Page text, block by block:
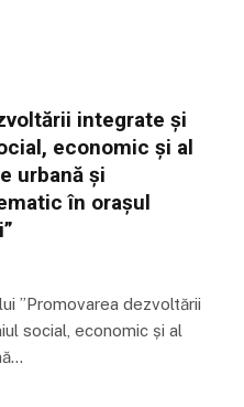
integrate și
economic și al
urbană și
în orașul
”Promovarea dezvoltării
social, economic și al